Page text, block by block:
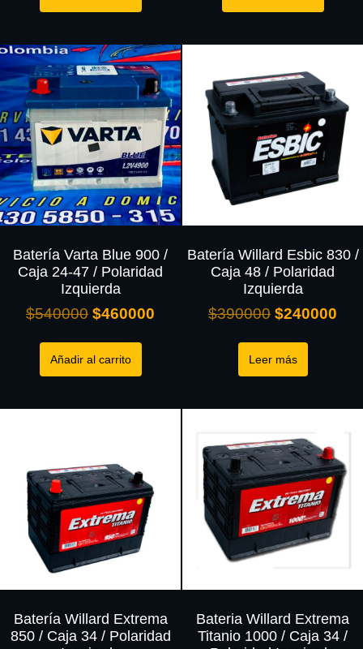
Batería Varta Blue 900 /
Caja 24-47 / Polaridad
Izquierda
$540000 $460000
Añadir al carrito
Batería Willard Esbic 830 /
Caja 48 / Polaridad
Izquierda
$390000 $240000
Leer más
Batería Willard Extrema
850 / Caja 34 / Polaridad
Bateria Willard Extrema
Titanio 1000 / Caja 34 /